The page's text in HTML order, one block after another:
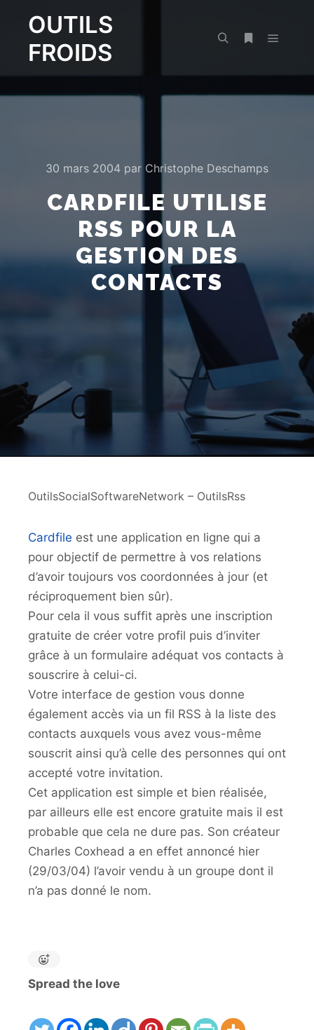
OUTILS
FROIDS
30 mars 2004 par Christophe Deschamps
CARDFILE UTILISE
RSS POUR LA
GESTION DES
CONTACTS
OutilsSocialSoftwareNetwork – OutilsRss
Cardfile est une application en ligne qui a
pour objectif de permettre à vos relations
d’avoir toujours vos coordonnées à jour (et
réciproquement bien sûr).
Pour cela il vous suffit après une inscription
gratuite de créer votre profil puis d’inviter
grâce à un formulaire adéquat vos contacts à
souscrire à celui-ci.
Votre interface de gestion vous donne
également accès via un fil RSS à la liste des
contacts auxquels vous avez vous-même
souscrit ainsi qu’à celle des personnes qui ont
accepté votre invitation.
Cet application est simple et bien réalisée,
par ailleurs elle est encore gratuite mais il est
probable que cela ne dure pas. Son créateur
Charles Coxhead a en effet annoncé hier
(29/03/04) l’avoir vendu à un groupe dont il
n’a pas donné le nom.
Spread the love